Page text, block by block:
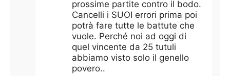
prossime partite contro il bodo.
Cancelli i SUOI errori prima poi
potrà fare tutte le battute che
vuole. Perché noi ad oggi di
quel vincente da 25 tutuli
abbiamo visto solo il genello
povero..